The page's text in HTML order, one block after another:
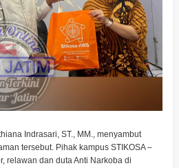
Indrasari, ST., MM., menyambut
tersebut. Pihak kampus STIKOSA –
relawan dan duta Anti Narkoba di